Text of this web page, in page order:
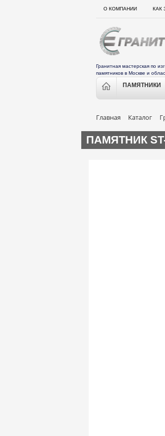
О КОМПАНИИ КАК
Гранитная мастерская по
памятников в Москве и
ПАМЯТНИКИ
Главная Каталог
ПАМЯТНИК